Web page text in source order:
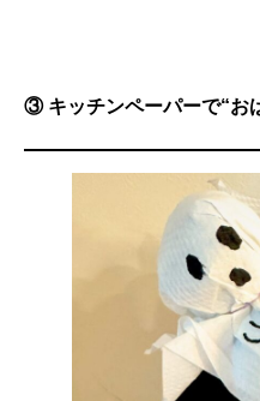
③ キッチンペーパーで“お